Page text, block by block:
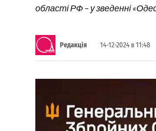
області РФ – у зведенні
Редакція 14-12-2024 в 11:48